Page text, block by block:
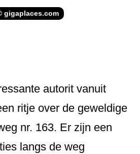
gigaplaces.com
autorit vanuit
ritje over de geweldige
nr. 163. Er zijn een
langs de weg